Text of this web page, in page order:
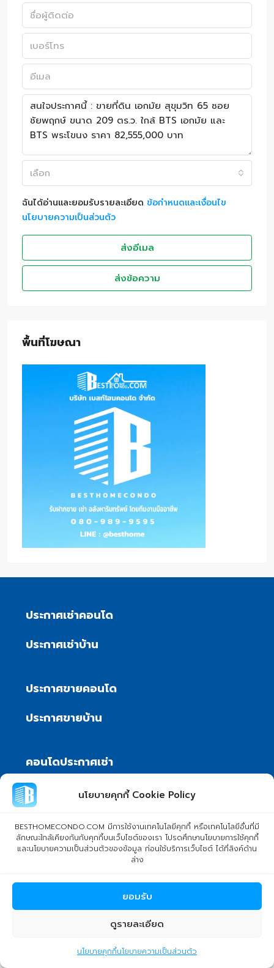
นโยบายคุกกี้ Cookie Policy
BESTHOMECONDO.COM มีการใช้งานเทคโนโลยีคุกกี้ หรือเทคโนโลยีอื่นที่มี
ลักษณะใกล้เคียงกันกับคุกกี้บนเว็บไซต์ของเรา โปรดศึกษานโยบายการใช้คุกกี้
และนโยบายความเป็นส่วนตัวของข้อมูล ก่อนใช้บริการเว็บไซต์ ได้ที่ลิงค์ด้าน
ล่าง
ยอมรับ
ดูรายละเอียด
นโยบายคุกกี้นโยบายความเป็นส่วนตัว
เลือก
ฉันได้อ่านและยอมรับรายละเอียด ข้อกำหนดและเงื่อนไข
นโยบายความเป็นส่วนตัว
ส่งอีเมล
ส่งข้อความ
พื้นที่โฆษณา
nichapa1web
ประกาศเช่าคอนโด
ประกาศเช่าบ้าน
ประกาศขายคอนโด
ประกาศขายบ้าน
คอนโดประกาศเช่า
คอนโดประกาศขาย
บ้านประกาศเช่า
บ้านประกาศขาย